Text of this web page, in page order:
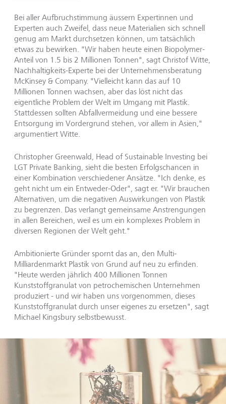
Bei aller Aufbruchstimmung äussern Expertinnen und
Experten auch Zweifel, dass neue Materialien sich schnell
genug am Markt durchsetzen können, um tatsächlich
etwas zu bewirken. "Wir haben heute einen Biopolymer-
Anteil von 1.5 bis 2 Millionen Tonnen", sagt Christof Witte,
Nachhaltigkeits-Experte bei der Unternehmensberatung
McKinsey & Company. "Vielleicht kann das auf 10
Millionen Tonnen wachsen, aber das löst nicht das
eigentliche Problem der Welt im Umgang mit Plastik.
Stattdessen sollten Abfallvermeidung und eine bessere
Entsorgung im Vordergrund stehen, vor allem in Asien,"
argumentiert Witte.
Christopher Greenwald, Head of Sustainable Investing bei
LGT Private Banking, sieht die besten Erfolgschancen in
einer Kombination verschiedener Ansätze. "Ich denke, es
geht nicht um ein Entweder-Oder", sagt er. "Wir brauchen
Alternativen, um die negativen Auswirkungen von Plastik
zu begrenzen. Das verlangt gemeinsame Anstrengungen
in allen Bereichen, weil es um ein komplexes Problem in
diversen Regionen der Welt geht."
Ambitionierte Gründer spornt das an, den Multi-
Milliardenmarkt Plastik von Grund auf neu zu erfinden.
"Heute werden jährlich 400 Millionen Tonnen
Kunststoffgranulat von petrochemischen Unternehmen
produziert - und wir haben uns vorgenommen, dieses
Kunststoffgranulat durch unser eigenes zu ersetzen", sagt
Michael Kingsbury selbstbewusst.